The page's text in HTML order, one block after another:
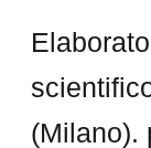
(Milano).